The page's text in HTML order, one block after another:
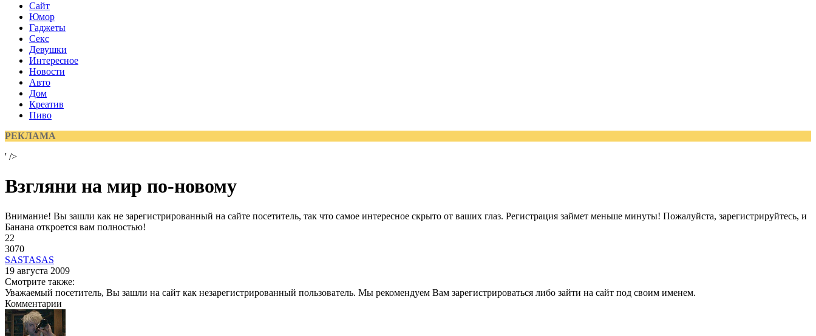
Сайт
Юмор
Гаджеты
Секс
Девушки
Интересное
Новости
Авто
Дом
Креатив
Пиво
РЕКЛАМА
' />
Взгляни на мир по-новому
Внимание! Вы зашли как не зарегистрированный на сайте посетитель, так что самое интересное скрыто от ваших глаз. Регистрация займет меньше минуты! Пожалуйста, зарегистрируйтесь, и
Банана откроется вам полностью!
22
3070
SASTASAS
19 августа 2009
Смотрите также:
Уважаемый посетитель, Вы зашли на сайт как незарегистрированный пользователь. Мы рекомендуем Вам зарегистрироваться либо зайти на сайт под своим именем.
Комментарии